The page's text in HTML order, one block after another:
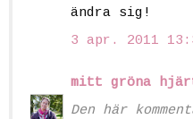
ändra sig!
3 apr. 2011
mitt gröna
Den här